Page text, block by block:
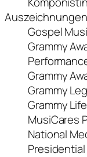
Auszeichnungen
Gospel
Grammy
Grammy
Grammy
Grammy
MusiCares
National